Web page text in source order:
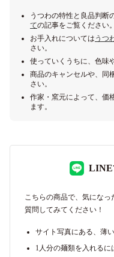
うつわの特性と良品判断
ての記事をご覧ください。
お手入れについては うつ
さい。
使っていくうちに、色味
商品のキャンセルや、同
さい。
作家・窯元によって、価
ます。
LINE
こちらの商品で、気にな
質問してみてください！
サイト写真にある、薄
1人分の麺類を入れるに